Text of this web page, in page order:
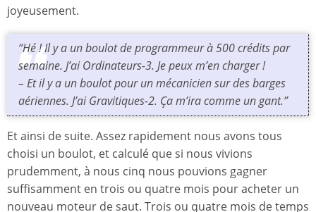
joyeusement.
“Hé ! Il y a un boulot de programmeur à 500 crédits par
semaine. J’ai Ordinateurs-3. Je peux m’en charger !
– Et il y a un boulot pour un mécanicien sur des barges
aériennes. J’ai Gravitiques-2. Ça m’ira comme un gant.”
Et ainsi de suite. Assez rapidement nous avons tous
choisi un boulot, et calculé que si nous vivions
prudemment, à nous cinq nous pouvions gagner
suffisamment en trois ou quatre mois pour acheter un
nouveau moteur de saut. Trois ou quatre mois de temps